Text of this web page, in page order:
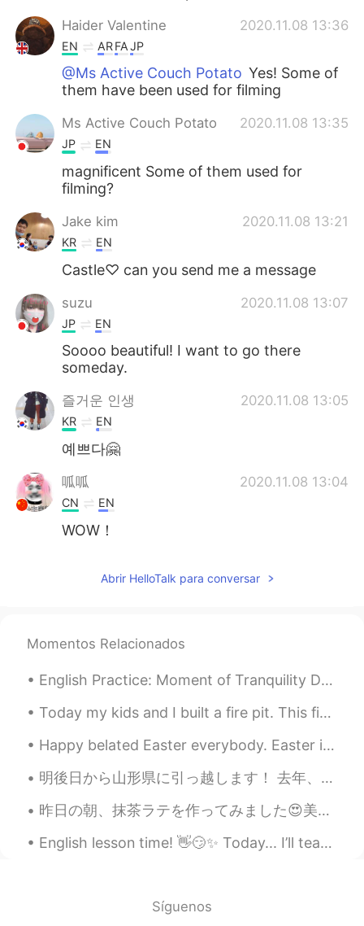
Haider Valentine 2020.11.08 13:36
EN ARFAJP
@Ms Active Couch Potato Yes! Some of
them have been used for filming
Ms Active Couch Potato 2020.11.08 13:35
JP EN
magnificent Some of them used for
filming?
Jake kim 2020.11.08 13:21
KR EN
Castle♡ can you send me a message
suzu 2020.11.08 13:07
JP EN
Soooo beautiful! I want to go there
someday.
즐거운 인생 2020.11.08 13:05
KR EN
예쁘다🤗
呱呱 2020.11.08 13:04
CN EN
WOW！
Abrir HelloTalk para conversar
Momentos Relacionados
English Practice: Moment of Tranquility Description: I took this picture a few days ago and wa...
Today my kids and I built a fire pit. This fire pit is 5 times the size of a normal fire pit. You...
Happy belated Easter everybody. Easter is to celebrate the resurrection of Jesus. And also to eat...
明後日から山形県に引っ越します！ 去年、山形県にある田舎でこの写真撮ったんですけど、山形県に住んでる方に聞きたいことがあります！ 山形県内の見るべき、行くべきところがありますか？ 山も温泉も街も...
昨日の朝、抹茶ラテを作ってみました😍美味しいのでびっくりしました。 パルコ渋谷にあるニンテンドーストアのどうぶつの森ポットを初めて使用しました。 間違いなくまた抹茶ラテを作ります！ Kinō...
English lesson time! 👋😏✨ Today... I’ll teach you some common slang/casual phrases!!! 1. I’m de...
Síguenos